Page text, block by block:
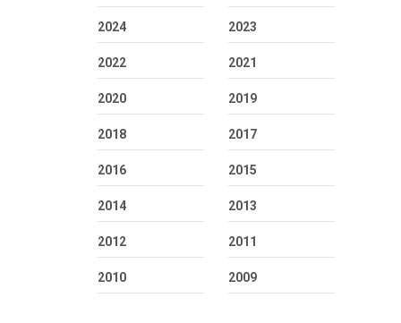
2024 2023
2022 2021
2020 2019
2018 2017
2016 2015
2014 2013
2012 2011
2010 2009